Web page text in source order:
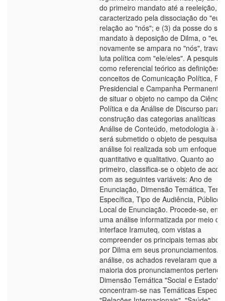
do primeiro mandato até a reeleição,
caracterizado pela dissociação do "eu"
relação ao "nós"; e (3) da posse do
mandato à deposição de Dilma, o "eu"
novamente se ampara no "nós",
luta política com "ele/eles". A pesquisa
como referencial teórico as definições
conceitos de Comunicação Política,
Presidencial e Campanha
de situar o objeto no campo da Ciência
Política e da Análise de Discurso para
construção das categorias analíticas
Análise de Conteúdo, metodologia à
será submetido o objeto de pesquisa. A
análise foi realizada sob um enfoque
quantitativo e qualitativo. Quanto ao
primeiro, classifica-se o objeto de
com as seguintes variáveis: Ano de
Enunciação, Dimensão Temática,
Específica, Tipo de Audiência, Público
Local de Enunciação. Procede-se,
uma análise informatizada por meio da
interface Iramuteq, com vistas a
compreender os principais temas
por Dilma em seus pronunciamentos.
análise, os achados revelaram que a
maioria dos pronunciamentos
Dimensão Temática "Social e Estado",
concentram-se nas Temáticas